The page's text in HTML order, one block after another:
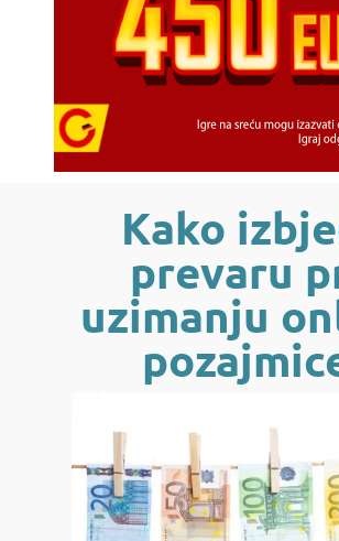
Kako
prevaru
uzimanju